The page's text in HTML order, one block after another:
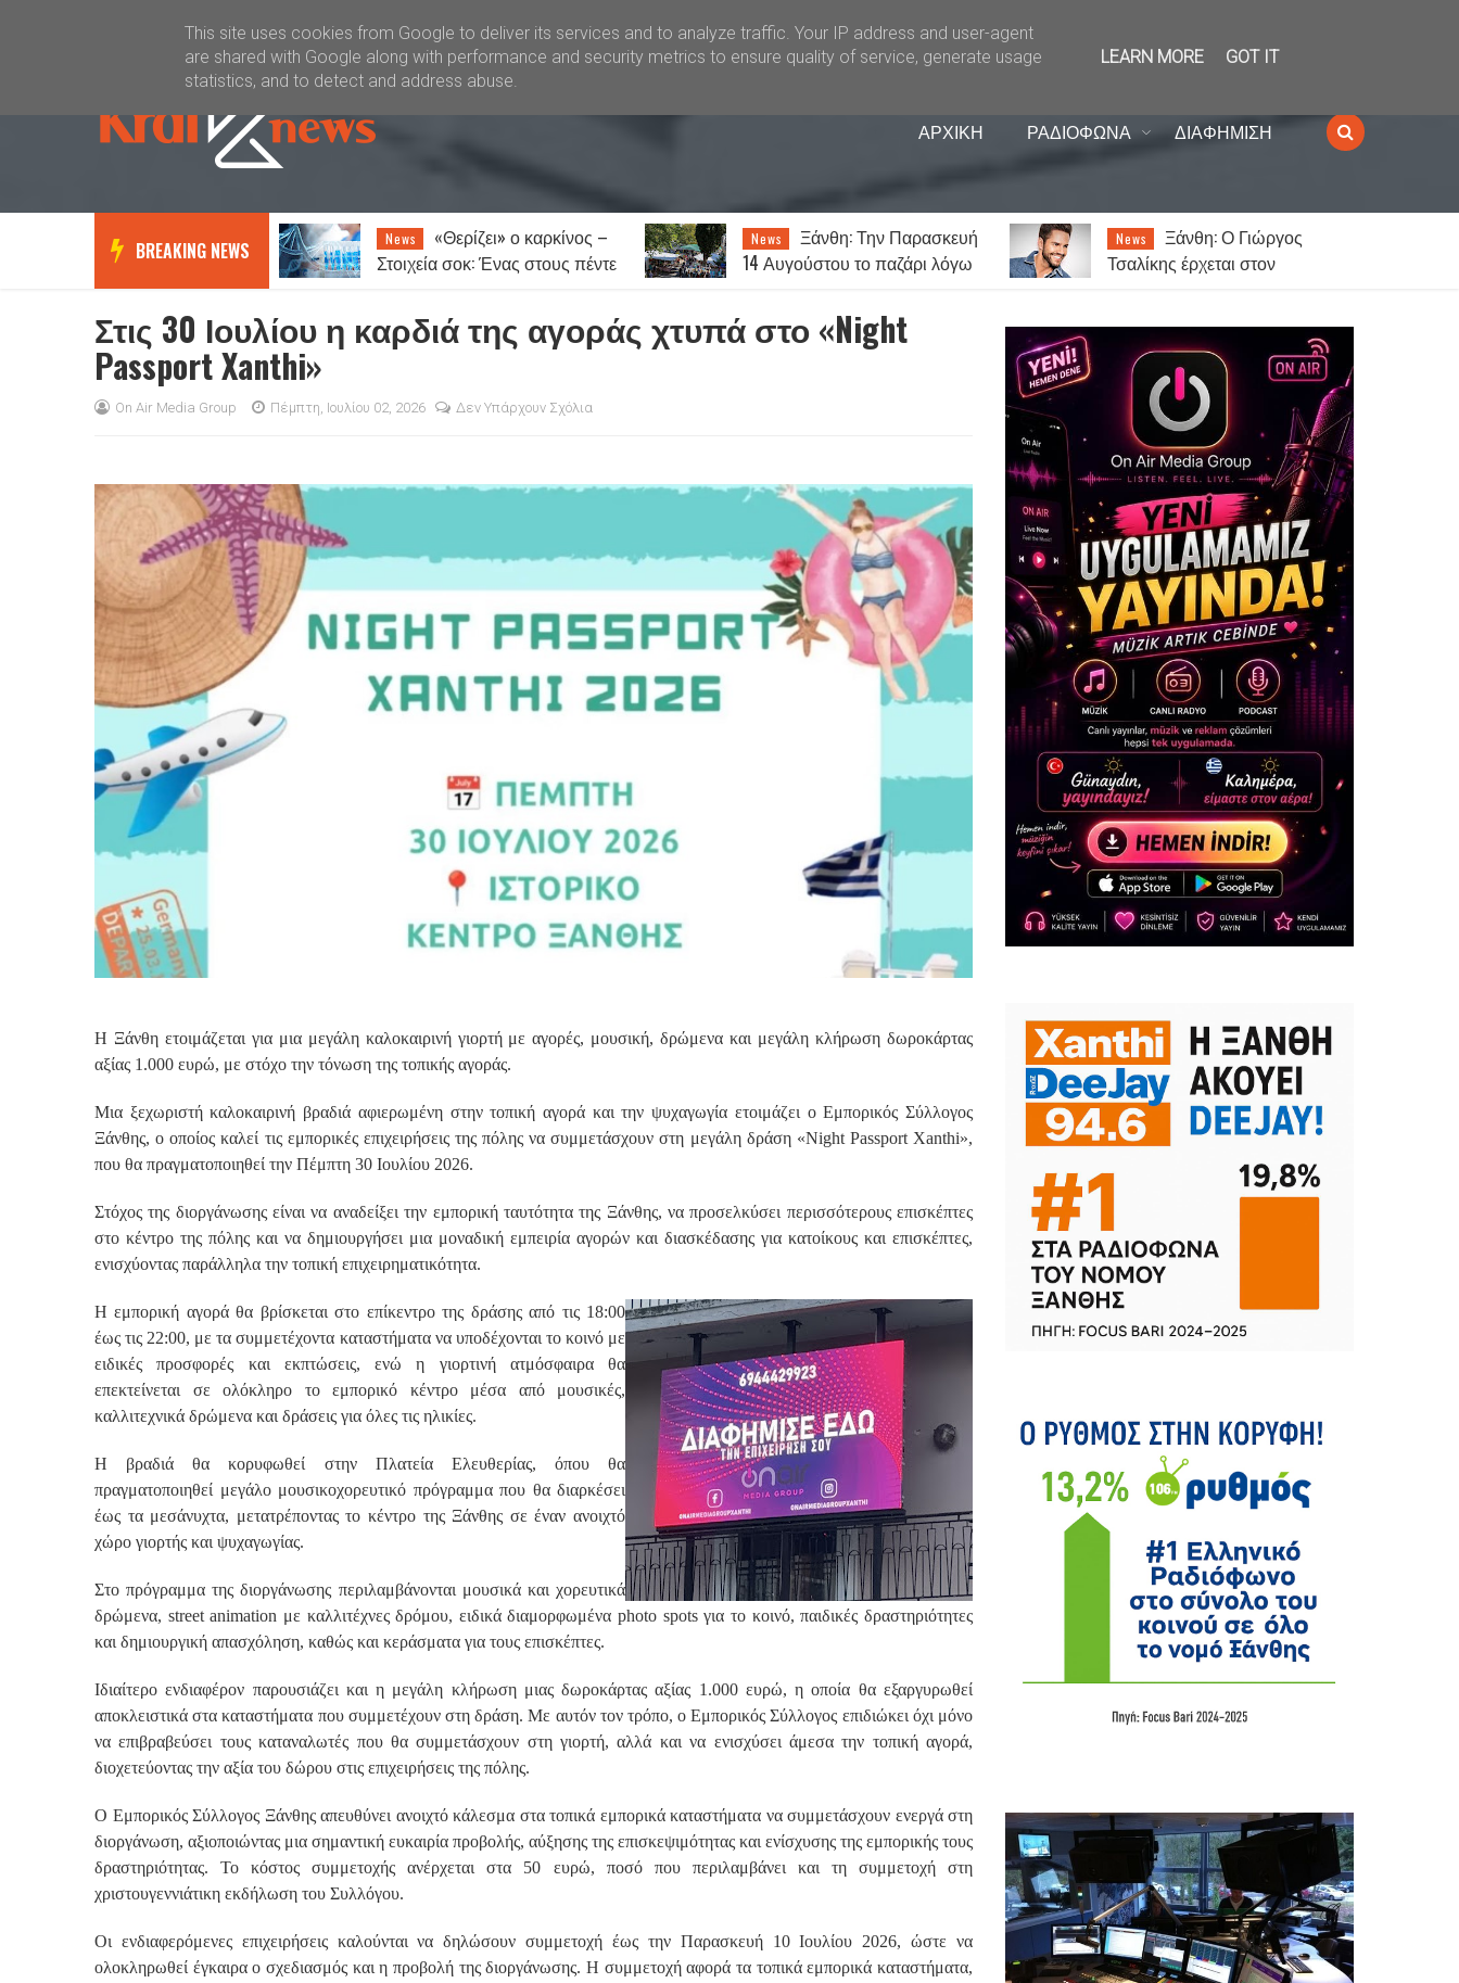
Καλώς ήλθατε Kral News
ΑΡΧΙΚΗ ΡΑΔΙΟΦΩΝΑ ΔΙΑΦΗΜΙΣΗ
BREAKING NEWS News
«Θερίζει» ο καρκίνος –
Στοιχεία σοκ: Ένας στους πέντε
News
Ξάνθη: Την Παρασκευή
14 Αυγούστου το παζάρι λόγω
News
Ξάνθη: Ο Γιώργος
Τσαλίκης έρχεται στον
Στις 30 Ιουλίου η καρδιά της αγοράς χτυπά στο «Night
Passport Xanthi»
On Air Media Group Πέμπτη, Ιουλίου 02, 2026 Δεν Υπάρχουν Σχόλια
Η Ξάνθη ετοιμάζεται για μια μεγάλη καλοκαιρινή γιορτή με αγορές, μουσική, δρώμενα και μεγάλη κλήρωση δωροκάρτας
αξίας 1.000 ευρώ, με στόχο την τόνωση της τοπικής αγοράς.
Μια ξεχωριστή καλοκαιρινή βραδιά αφιερωμένη στην τοπική αγορά και την ψυχαγωγία ετοιμάζει ο Εμπορικός Σύλλογος
Ξάνθης, ο οποίος καλεί τις εμπορικές επιχειρήσεις της πόλης να συμμετάσχουν στη μεγάλη δράση «Night Passport Xanthi»,
που θα πραγματοποιηθεί την Πέμπτη 30 Ιουλίου 2026.
Στόχος της διοργάνωσης είναι να αναδείξει την εμπορική ταυτότητα της Ξάνθης, να προσελκύσει περισσότερους επισκέπτες
στο κέντρο της πόλης και να δημιουργήσει μια μοναδική εμπειρία αγορών και διασκέδασης για κατοίκους και επισκέπτες,
ενισχύοντας παράλληλα την τοπική επιχειρηματικότητα.
Η εμπορική αγορά θα βρίσκεται στο επίκεντρο της δράσης από τις 18:00
έως τις 22:00, με τα συμμετέχοντα καταστήματα να υποδέχονται το κοινό με
ειδικές προσφορές και εκπτώσεις, ενώ η γιορτινή ατμόσφαιρα θα
επεκτείνεται σε ολόκληρο το εμπορικό κέντρο μέσα από μουσικές,
καλλιτεχνικά δρώμενα και δράσεις για όλες τις ηλικίες.
Η βραδιά θα κορυφωθεί στην Πλατεία Ελευθερίας, όπου θα
πραγματοποιηθεί μεγάλο μουσικοχορευτικό πρόγραμμα που θα διαρκέσει
έως τα μεσάνυχτα, μετατρέποντας το κέντρο της Ξάνθης σε έναν ανοιχτό
χώρο γιορτής και ψυχαγωγίας.
Στο πρόγραμμα της διοργάνωσης περιλαμβάνονται μουσικά και χορευτικά
δρώμενα, street animation με καλλιτέχνες δρόμου, ειδικά διαμορφωμένα photo spots για το κοινό, παιδικές δραστηριότητες
και δημιουργική απασχόληση, καθώς και κεράσματα για τους επισκέπτες.
Ιδιαίτερο ενδιαφέρον παρουσιάζει και η μεγάλη κλήρωση μιας δωροκάρτας αξίας 1.000 ευρώ, η οποία θα εξαργυρωθεί
αποκλειστικά στα καταστήματα που συμμετέχουν στη δράση. Με αυτόν τον τρόπο, ο Εμπορικός Σύλλογος επιδιώκει όχι μόνο
να επιβραβεύσει τους καταναλωτές που θα συμμετάσχουν στη γιορτή, αλλά και να ενισχύσει άμεσα την τοπική αγορά,
διοχετεύοντας την αξία του δώρου στις επιχειρήσεις της πόλης.
Ο Εμπορικός Σύλλογος Ξάνθης απευθύνει ανοιχτό κάλεσμα στα τοπικά εμπορικά καταστήματα να συμμετάσχουν ενεργά στη
διοργάνωση, αξιοποιώντας μια σημαντική ευκαιρία προβολής, αύξησης της επισκεψιμότητας και ενίσχυσης της εμπορικής τους
δραστηριότητας. Το κόστος συμμετοχής ανέρχεται στα 50 ευρώ, ποσό που περιλαμβάνει και τη συμμετοχή στη
χριστουγεννιάτικη εκδήλωση του Συλλόγου.
Οι ενδιαφερόμενες επιχειρήσεις καλούνται να δηλώσουν συμμετοχή έως την Παρασκευή 10 Ιουλίου 2026, ώστε να
ολοκληρωθεί έγκαιρα ο σχεδιασμός και η προβολή της διοργάνωσης. Η συμμετοχή αφορά τα τοπικά εμπορικά καταστήματα,
This site uses cookies from Google to deliver its services and to analyze traffic. Your IP address and user-agent
are shared with Google along with performance and security metrics to ensure quality of service, generate usage
statistics, and to detect and address abuse.
LEARN MORE GOT IT